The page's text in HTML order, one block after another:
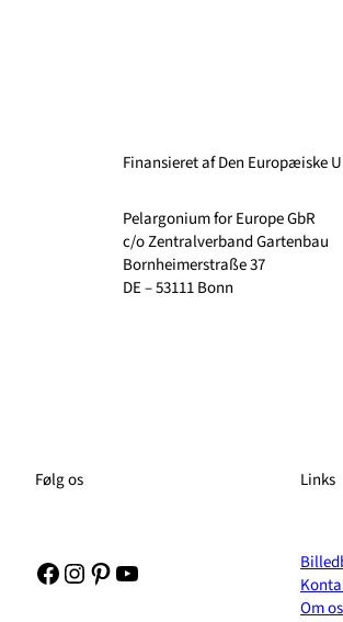
Finansieret af Den Europæiske
Pelargonium for Europe GbR
c/o Zentralverband Gartenbau
Bornheimerstraße 37
DE – 53111 Bonn
Følg os
Facebook
Instagram
Pinterest
YouTube
Links
Om os